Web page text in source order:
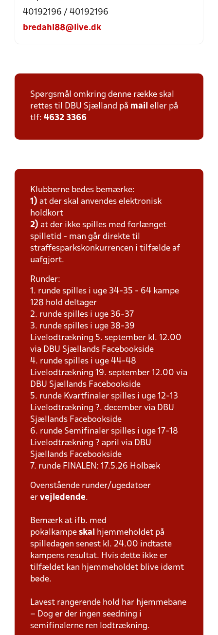
40192196 / 40192196
bredahl88@live.dk
Spørgsmål omkring denne række skal
rettes til DBU Sjælland på mail eller på
tlf: 4632 3366
Klubberne bedes bemærke:
1) at der skal anvendes elektronisk
holdkort
2) at der ikke spilles med forlænget
spilletid - man går direkte til
straffesparkskonkurrencen i tilfælde af
uafgjort.
Runder:
1. runde spilles i uge 34-35 - 64 kampe
128 hold deltager
2. runde spilles i uge 36-37
3. runde spilles i uge 38-39
Livelodtrækning 5. september kl. 12.00
via DBU Sjællands Facebookside
4. runde spilles i uge 44-48
Livelodtrækning 19. september 12.00 via
DBU Sjællands Facebookside
5. runde Kvartfinaler spilles i uge 12-13
Livelodtrækning ?. december via DBU
Sjællands Facebookside
6. runde Semifinaler spilles i uge 17-18
Livelodtrækning ? april via DBU
Sjællands Facebookside
7. runde FINALEN: 17.5.26 Holbæk
Ovenstående runder/ugedatoer
er vejledende.
Bemærk at ifb. med
pokalkampe skal
hjemmeholdet på
spilledagen senest kl. 24.00 indtaste
kampens resultat. Hvis dette ikke er
tilfældet kan hjemmeholdet blive idømt
bøde.
Lavest rangerende hold har hjemmebane
– Dog er der ingen seedning i
semifinalerne ren lodtrækning.